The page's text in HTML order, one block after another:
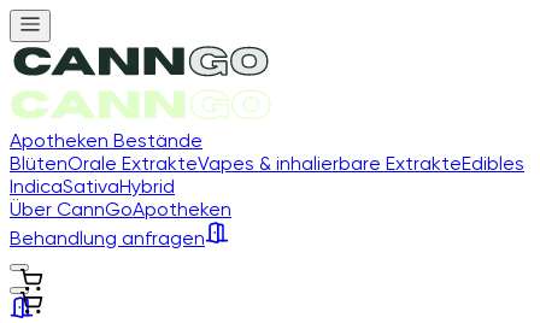
Apotheken Bestände
BlütenOrale ExtrakteVapes & inhalierbare ExtrakteEdibles
IndicaSativaHybrid
Über CannGoApotheken
Behandlung anfragen